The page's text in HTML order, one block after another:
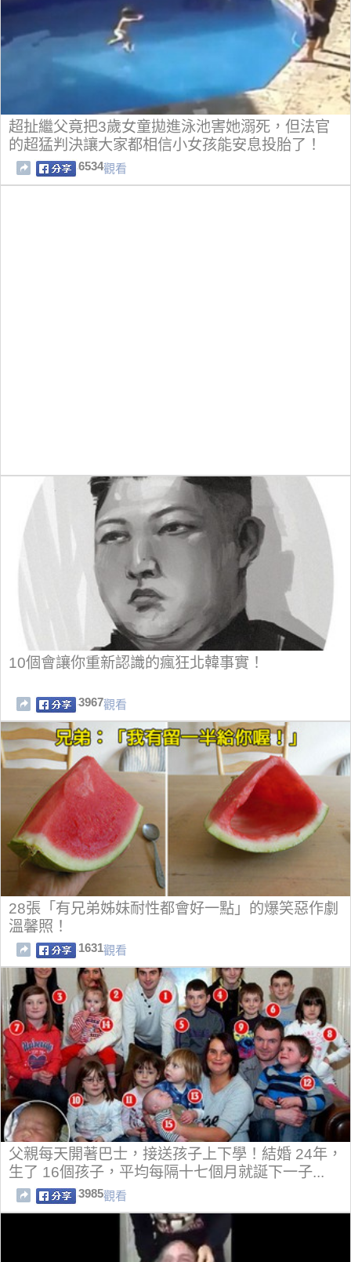
超扯繼父竟把3歲女童拋進泳池害她溺死，但法官
的超猛判決讓大家都相信小女孩能安息投胎了！
6534觀看
10個會讓你重新認識的瘋狂北韓事實！
3967觀看
28張「有兄弟姊妹耐性都會好一點」的爆笑惡作劇
溫馨照！
1631觀看
父親每天開著巴士，接送孩子上下學！結婚 24年，
生了 16個孩子，平均每隔十七個月就誕下一子...
3985觀看